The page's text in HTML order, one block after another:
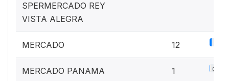
SPERMERCADO REY
VISTA ALEGRA
MERCADO 12
MERCADO PANAMA 1 0.1%